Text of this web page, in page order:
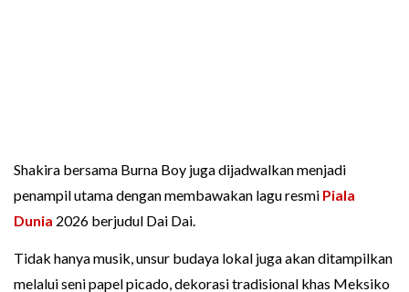
Shakira bersama Burna Boy juga dijadwalkan menjadi
penampil utama dengan membawakan lagu resmi Piala
Dunia 2026 berjudul Dai Dai.
Tidak hanya musik, unsur budaya lokal juga akan ditampilkan
melalui seni papel picado, dekorasi tradisional khas Meksiko